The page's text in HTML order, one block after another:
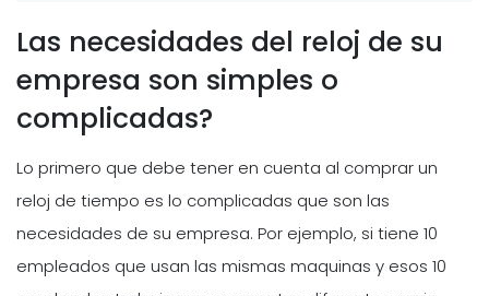
Las necesidades del reloj de su
empresa son simples o
complicadas?
Lo primero que debe tener en cuenta al comprar un
reloj de tiempo es lo complicadas que son las
necesidades de su empresa. Por ejemplo, si tiene 10
empleados que usan las mismas maquinas y esos 10